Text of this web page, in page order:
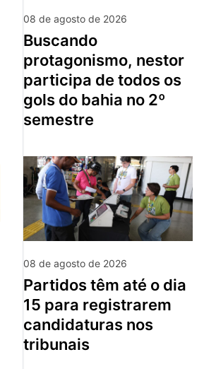
08 de agosto de 2026
buscando
protagonismo, nestor
participa de todos os
gols do bahia no 2º
semestre
08 de agosto de 2026
partidos têm até o dia
15 para registrarem
candidaturas nos
tribunais